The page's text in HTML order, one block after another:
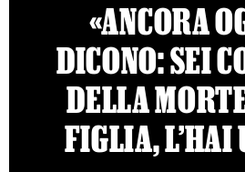
«ANCORA
DICONO: SEI
DELLA
FIGLIA, L’HAI